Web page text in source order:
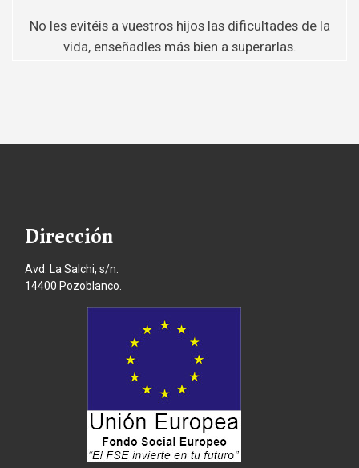
No les evitéis a vuestros hijos las dificultades de la
vida, enseñadles más bien a superarlas.
Dirección
Avd. La Salchi, s/n.
14400 Pozoblanco.